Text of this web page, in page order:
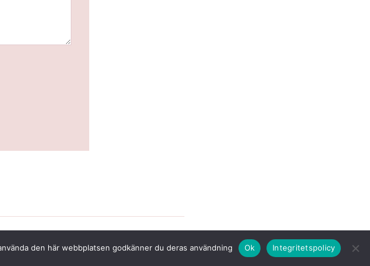
den här webbplatsen godkänner du deras användning Ok Integritetspolicy